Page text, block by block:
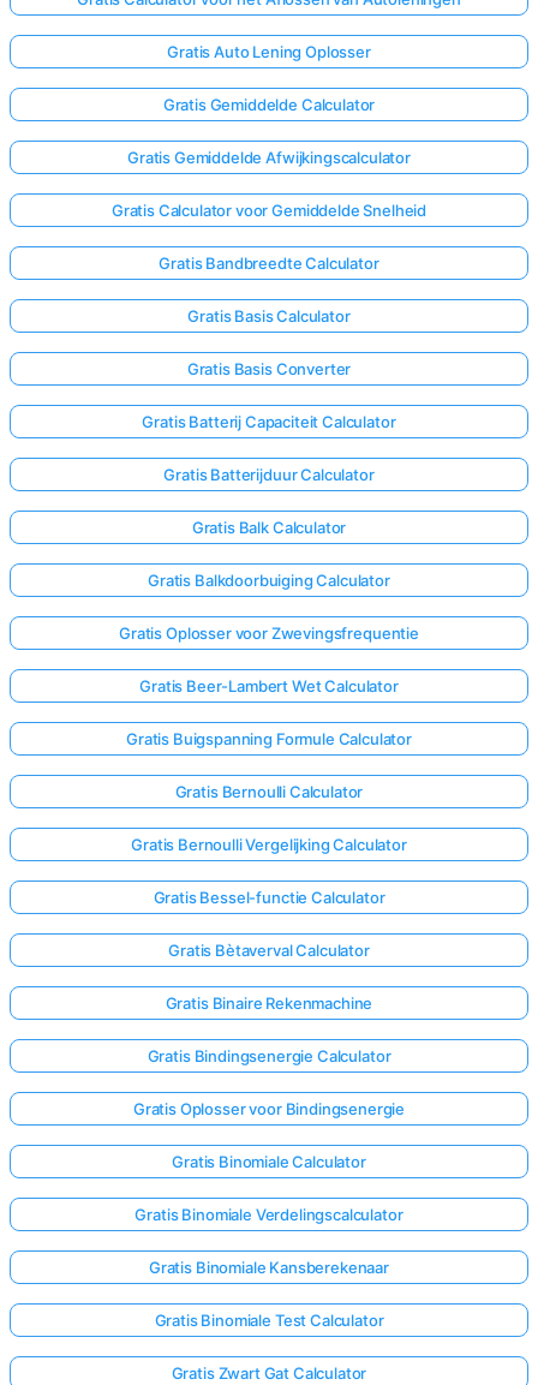
Nog
Geen
Stel
Je
Eerste
Vraag
Gratis Auto Lening Oplosser
Gratis Gemiddelde Calculator
Gratis Gemiddelde Afwijkingscalculator
Gratis Calculator voor Gemiddelde Snelheid
Gratis Bandbreedte Calculator
Gratis Basis Calculator
Gratis Basis Converter
Gratis Batterij Capaciteit Calculator
Gratis Batterijduur Calculator
Gratis Balk Calculator
Gratis Balkdoorbuiging Calculator
Gratis Oplosser voor Zwevingsfrequentie
Gratis Beer-Lambert Wet Calculator
Gratis Buigspanning Formule Calculator
Gratis Bernoulli Calculator
Gratis Bernoulli Vergelijking Calculator
Gratis Bessel-functie Calculator
Gratis Bètaverval Calculator
Gratis Binaire Rekenmachine
Gratis Bindingsenergie Calculator
Gratis Oplosser voor Bindingsenergie
Gratis Binomiale Calculator
Gratis Binomiale Verdelingscalculator
Gratis Binomiale Kansberekenaar
Gratis Binomiale Test Calculator
Gratis Zwart Gat Calculator